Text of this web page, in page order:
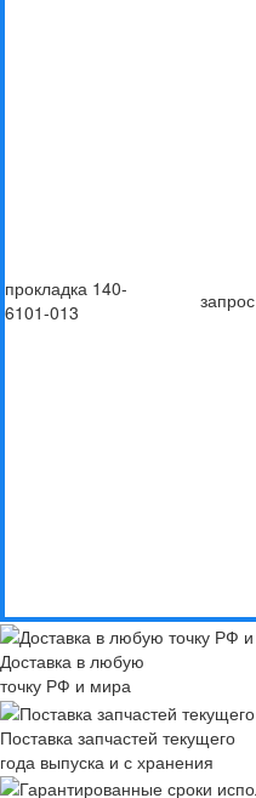
прокладка 140-
6101-013
запрос
Доставка в любую
точку РФ и мира
Поставка запчастей текущего
года выпуска и с хранения